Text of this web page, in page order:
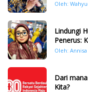
Oleh:
Lindungi
Penerus:
Oleh:
Dari
Kita?